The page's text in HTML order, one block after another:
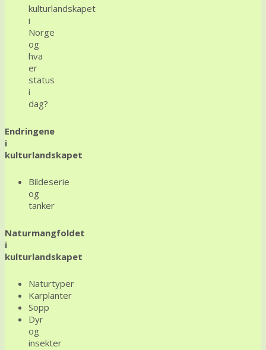
kulturlandskapet
i
Norge
og
hva
er
status
i
dag?
Endringene
i
kulturlandskapet
Bildeserie
og
tanker
Naturmangfoldet
i
kulturlandskapet
Naturtyper
Karplanter
Sopp
Dyr
og
insekter